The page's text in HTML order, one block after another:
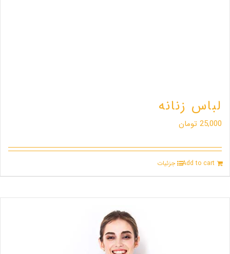
لباس زنانه
25,000 تومان
Add to cart جزئیات